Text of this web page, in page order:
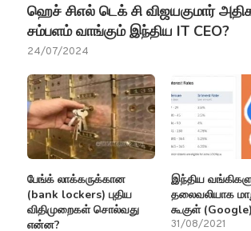
ஹெச் சிஎல் டெக் சி விஜயகுமார்
சம்பளம் வாங்கும் இந்திய IT CEO?
24/07/2024
பேங்க் லாக்கருக்கான
(bank lockers) புதிய
விதிமுறைகள் சொல்வது
என்ன?
இந்திய
தலைவலியாக
கூகுள்
31/08/2021